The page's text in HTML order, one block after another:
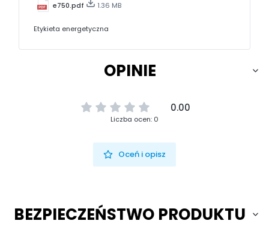
e750.pdf 1.36 MB
Etykieta energetyczna
OPINIE
0.00
Liczba ocen: 0
Oceń i opisz
BEZPIECZEŃSTWO PRODUKTU